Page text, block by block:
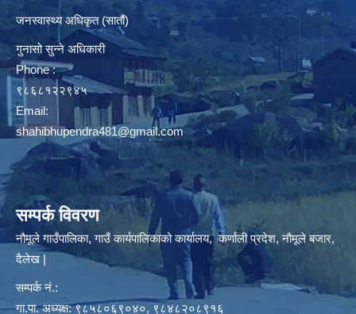
जनस्वास्थ्य अधिकृत (सातौं)
गुनासो सुन्ने अधिकारी
Phone :
९८६८१२२९४५
Email:
shahibhupendra481@gmail.com
सम्पर्क विवरण
नौमूले गाउँपालिका, गाउँ कार्यपालिकाको कार्यालय, कर्णाली प्रदेश, नौमूले बजार,
दैलेख |
सम्पर्क नं.:
गा.पा. अध्यक्ष: ९८५८०६९०४०, ९८४८२०८९१६